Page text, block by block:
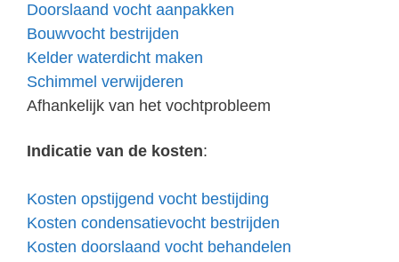
Doorslaand vocht aanpakken
Bouwvocht bestrijden
Kelder waterdicht maken
Schimmel verwijderen
Afhankelijk van het vochtprobleem
Indicatie van de kosten:
Kosten opstijgend vocht bestijding
Kosten condensatievocht bestrijden
Kosten doorslaand vocht behandelen